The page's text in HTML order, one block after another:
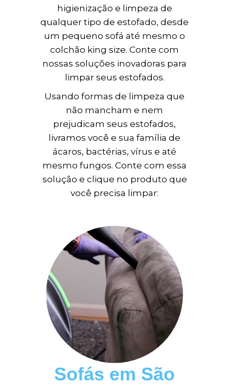
higienização e limpeza de
qualquer tipo de estofado, desde
um pequeno sofá até mesmo o
colchão king size. Conte com
nossas soluções inovadoras para
limpar seus estofados.
Usando formas de limpeza que
não mancham e nem
prejudicam seus estofados,
livramos você e sua família de
ácaros, bactérias, vírus e até
mesmo fungos. Conte com essa
solução e clique no produto que
você precisa limpar:
Sofás em São